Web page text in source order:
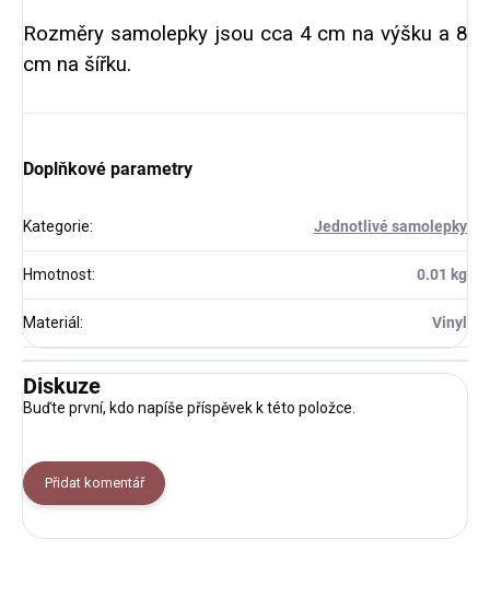
Rozměry samolepky jsou cca 4 cm na výšku a 8
cm na šířku.
Doplňkové parametry
Kategorie: Jednotlivé samolepky
Hmotnost: 0.01 kg
Materiál : Vinyl
Diskuze
Buďte první, kdo napíše příspěvek k této položce.
Přidat komentář